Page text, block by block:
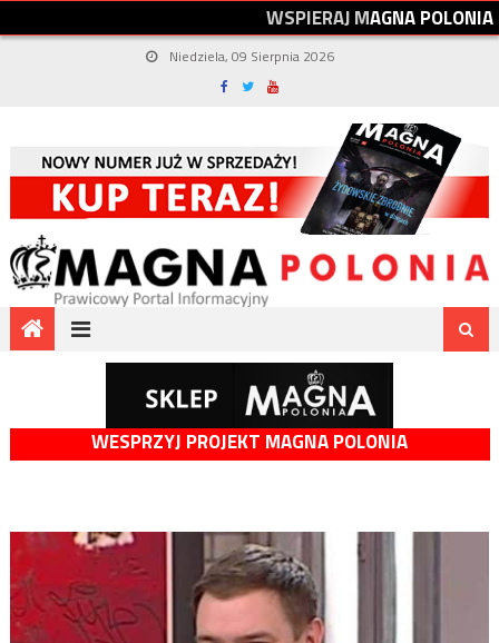
WSPIERAJMAGNAPOLONIA
Niedziela, 09 Sierpnia 2026
WESPRZYJ PROJEKT MAGNA POLONIA